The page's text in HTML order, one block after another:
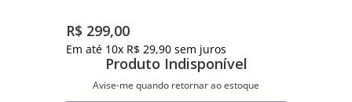
R$ 299,00
Em até 10x R$ 29,90 sem juros
Produto Indisponível
Avise-me quando retornar ao estoque